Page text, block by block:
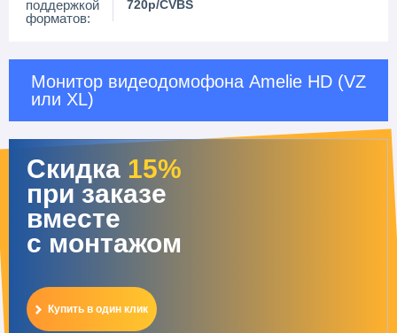
поддержкой
форматов:
720p/CVBS
Монитор видеодомофона Amelie HD (VZ
или XL)
Скидка 15%
при заказе
вместе
с монтажом
Купить в один клик